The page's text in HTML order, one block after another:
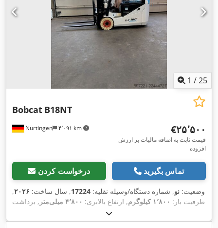
1 /25
Nürtingen ۴٬۰۹۱ km
Bobcat B18NT
‎€۲۵٬۵۰۰
قیمت ثابت به اضافه مالیات بر ارزش
افزوده
درخواست کردن تماس بگیرید
وضعیت: نو, شماره دستگاه/وسیله نقلیه: 17224, سال ساخت: ۲۰۲۶,
ظرفیت بار: ۱٬۸۰۰ کیلوگرم , ارتفاع بالابری: ۴٬۸۰۰ میلی‌متر
, برداشت
, مرکز ثقل بار:
برقی, نوع دکل:تریپلکس, ارتفاع سازه:۲٬۲۱۵ میلی‌متر
, ولتاژ باتری: